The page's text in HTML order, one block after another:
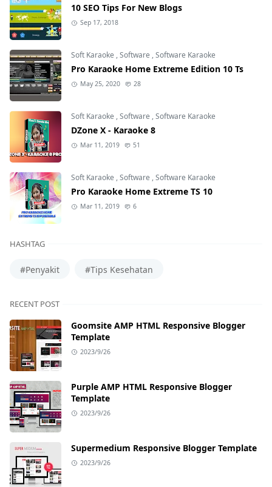
10 SEO Tips For New Blogs
Sep 17, 2018
Soft Karaoke ,Software ,Software Karaoke
Pro Karaoke Home Extreme Edition 10 Ts
May 25, 2020 28
Soft Karaoke ,Software ,Software Karaoke
DZone X - Karaoke 8
Mar 11, 2019 51
Soft Karaoke ,Software ,Software Karaoke
Pro Karaoke Home Extreme TS 10
Mar 11, 2019 6
HASHTAG
#Penyakit #Tips Kesehatan
RECENT POST
Goomsite AMP HTML Responsive Blogger
Template
2023/9/26
Purple AMP HTML Responsive Blogger
Template
2023/9/26
Supermedium Responsive Blogger Template
2023/9/26